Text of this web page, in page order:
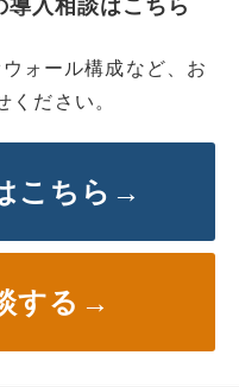
入相談はこちら
ォール構成など、お
ください。
こちら→
する→